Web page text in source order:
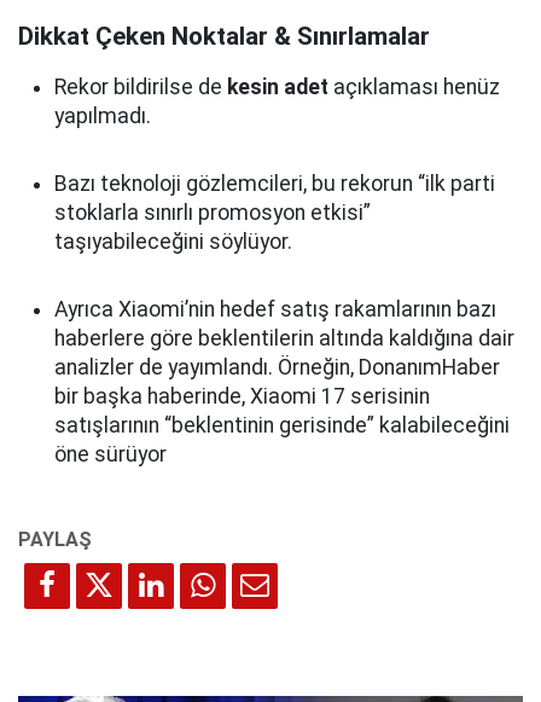
Dikkat Çeken Noktalar & Sınırlamalar
Rekor bildirilse de kesin adet açıklaması henüz
yapılmadı.
Bazı teknoloji gözlemcileri, bu rekorun “ilk parti
stoklarla sınırlı promosyon etkisi”
taşıyabileceğini söylüyor.
Ayrıca Xiaomi’nin hedef satış rakamlarının bazı
haberlere göre beklentilerin altında kaldığına dair
analizler de yayımlandı. Örneğin, DonanımHaber
bir başka haberinde, Xiaomi 17 serisinin
satışlarının “beklentinin gerisinde” kalabileceğini
öne sürüyor